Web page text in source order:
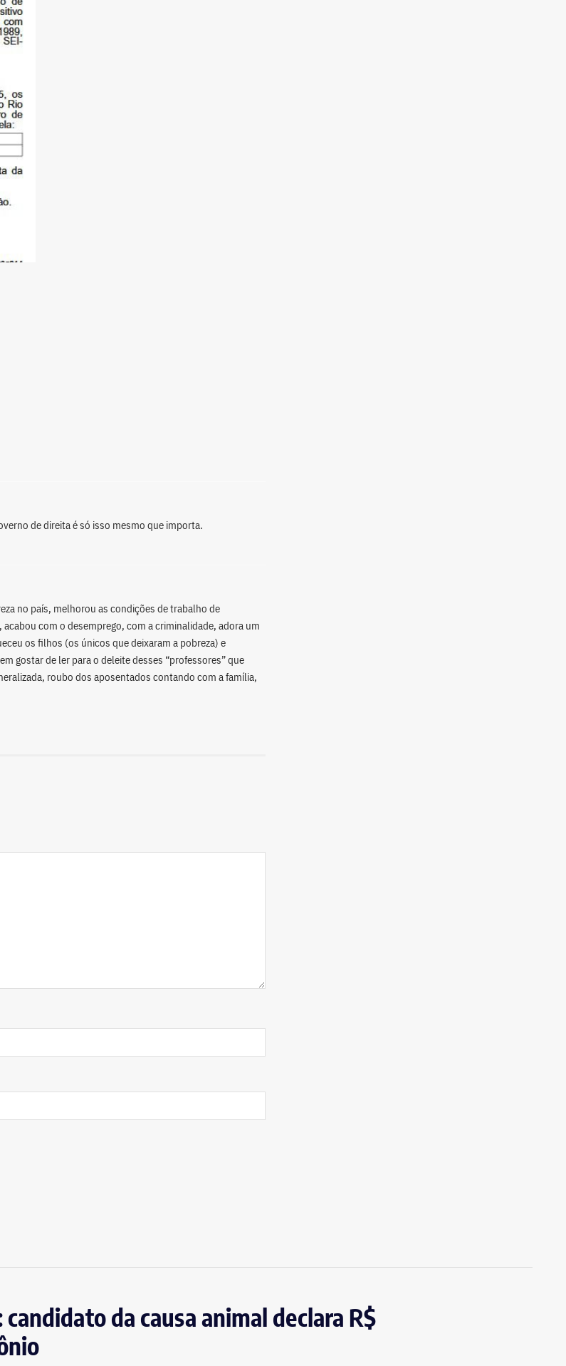
de direita é só isso mesmo que importa.
no país, melhorou as condições de trabalho de
com o desemprego, com a criminalidade, adora um
os filhos (os únicos que deixaram a pobreza) e
gostar de ler para o deleite desses “professores” que
roubo dos aposentados contando com a família,
da causa animal declara R$